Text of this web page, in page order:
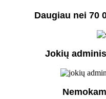
Daugiau nei 70
Jokių